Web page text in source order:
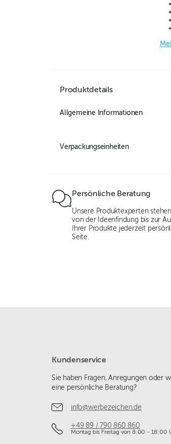
Produktdetails
Allgemeine Informationen
Verpackungseinheiten
Persönliche Beratung
Unsere Produktexperten
von der Ideenfindung bis zur
Ihrer Produkte jederzeit
Seite.
Kundenservice
Sie haben Fragen, Anregungen oder
eine persönliche Beratung?
info@werbezeichen.de
+49 89 / 790 860 860
Montag bis Freitag von 8:00 - 18:00